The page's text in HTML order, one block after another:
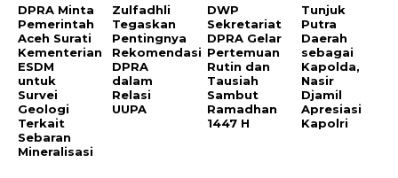
DPRA Minta
Pemerintah
Aceh Surati
Kementerian
ESDM
untuk
Survei
Geologi
Terkait
Sebaran
Mineralisasi
Zulfadhli
Tegaskan
Pentingnya
Rekomendasi
DPRA
dalam
Relasi
UUPA
DWP
Sekretariat
DPRA Gelar
Pertemuan
Rutin dan
Tausiah
Sambut
Ramadhan
1447 H
Tunjuk
Putra
Daerah
sebagai
Kapolda,
Nasir
Djamil
Apresiasi
Kapolri